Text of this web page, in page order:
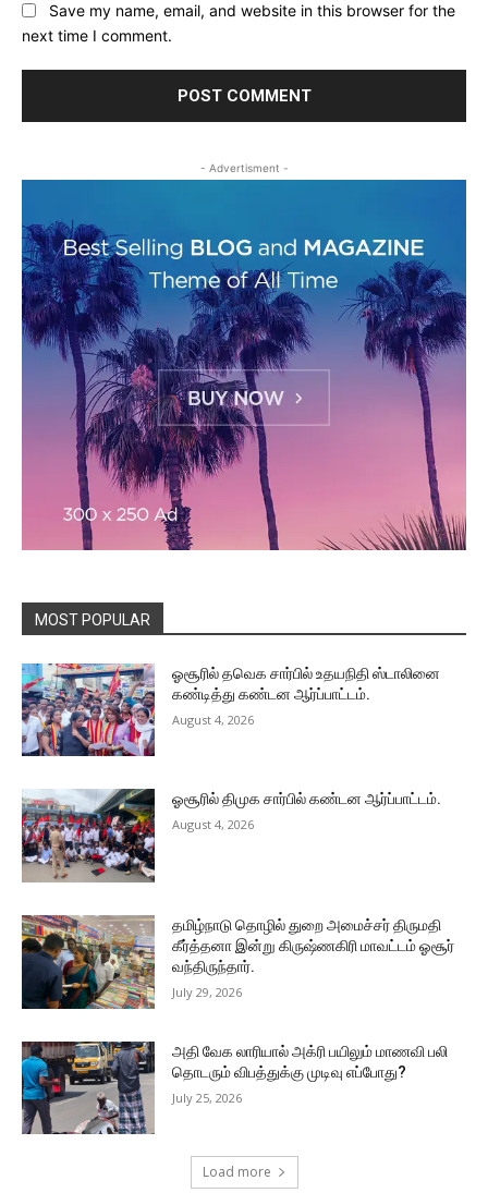
Save my name, email, and website in this browser for the
next time I comment.
- Advertisment -
MOST POPULAR
ஓசூரில் தவெக சார்பில் உதயநிதி ஸ்டாலினை
கண்டித்து கண்டன ஆர்ப்பாட்டம்.
August 4, 2026
ஓசூரில் திமுக சார்பில் கண்டன ஆர்ப்பாட்டம்.
August 4, 2026
தமிழ்நாடு தொழில் துறை அமைச்சர் திருமதி
கீர்த்தனா இன்று கிருஷ்ணகிரி மாவட்டம் ஓசூர்
வந்திருந்தார்.
July 29, 2026
அதி வேக லாரியால் அக்ரி பயிலும் மாணவி பலி
தொடரும் விபத்துக்கு முடிவு எப்போது?
July 25, 2026
Load more